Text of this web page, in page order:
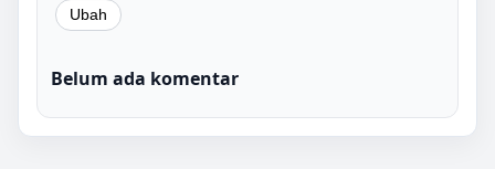
Belum ada komentar